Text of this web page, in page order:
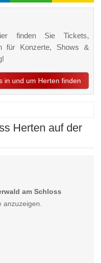
finden Sie Tickets,
für Konzerte, Shows &
in und um Herten finden
Herten auf der
am Schloss
anzuzeigen.